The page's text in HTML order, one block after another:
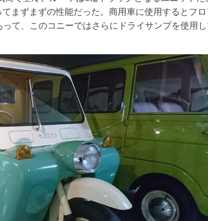
まずまずの性能だった。商用車に使用するとフ
て、このコニーではさらにドライサンプを使用